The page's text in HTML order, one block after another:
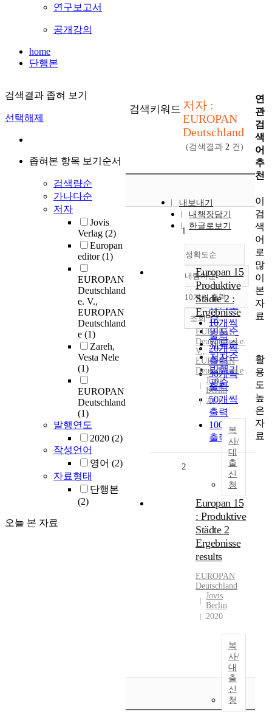
연구보고서
공개강의
home
단행본
검색결과 좁혀 보기
선택해제
좁혀본 항목 보기순서
검색량순
가나다순
저자
Jovis
Verlag (2)
Europan
editor(1)
EUROPAN
Deutschland
e. V.,
EUROPAN
Deutschland
e (1)
Zareh,
Vesta Nele
(1)
EUROPAN
Deutschland
(1)
발행연도
2020 (2)
작성언어
영어 (2)
자료형태
단행본
(2)
오늘 본 자료
검색키워드 저자 :
EUROPAN
Deutschland
(검색결과 2 건)
내보내기
내책장담기
한글로보기
정확도순
정확도
순
인기도
순
연도순
제목순
저자순
발행기
관순
내림차순
내림차순
10개씩 출력
10개씩
출력
20개씩
출력
30개씩
출력
50개씩
출력
100개씩
출력
조회
1
Europan 15
Produktive
Städte 2 :
Ergebnisse
EUROPAN
Deutschland e.
V.,
EUROPAN
Deutschland e
Jovis
Berlin
2020
복
사/
대
출
신
청
2
Europan 15
: Produktive
Städte 2
Ergebnisse
results
EUROPAN
Deutschland
Jovis
Berlin
2020
복
사/
대
출
신
청
연
관
검
색
어
추
천
이
검
색
어
로
많
이
본
자
료
활
용
도
높
은
자
료